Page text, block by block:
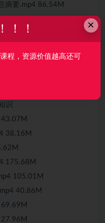
摘要.mp4 86.54M
7.14M
33.60M
识
38.16M
175.68M
105.01M
40.86M
×
！！
程，资源价值越高还可